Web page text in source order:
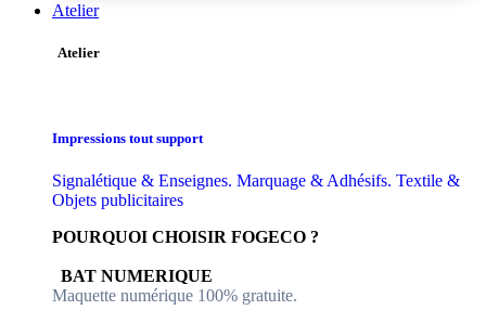
Atelier
Atelier
Impressions tout support
Signalétique & Enseignes. Marquage & Adhésifs. Textile &
Objets publicitaires
POURQUOI CHOISIR FOGECO ?
​​ BAT NUMERIQUE
Maquette numérique 100% ​gratuite.